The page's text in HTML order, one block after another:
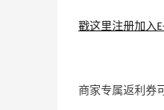
戳这里注册加入
商家专属返利券